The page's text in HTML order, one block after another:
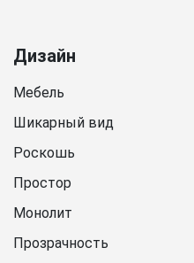
Дизайн
Мебель
Шикарный вид
Роскошь
Простор
Монолит
Прозрачность